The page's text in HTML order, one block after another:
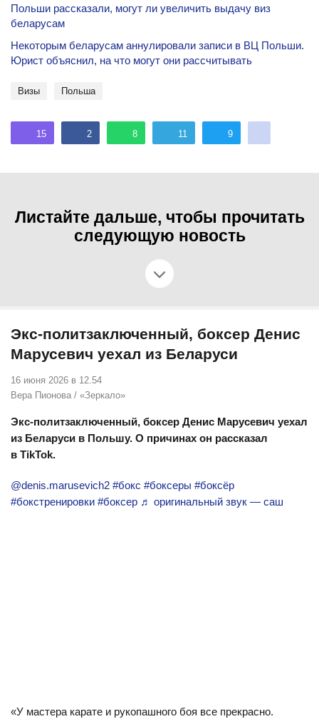
Польши рассказали, могут ли увеличить выдачу виз
беларусам
Некоторым беларусам аннулировали записи в ВЦ Польши.
Юрист объяснил, на что могут они рассчитывать
визы Польша
15 2 8 11 9
Листайте дальше, чтобы прочитать
следующую новость